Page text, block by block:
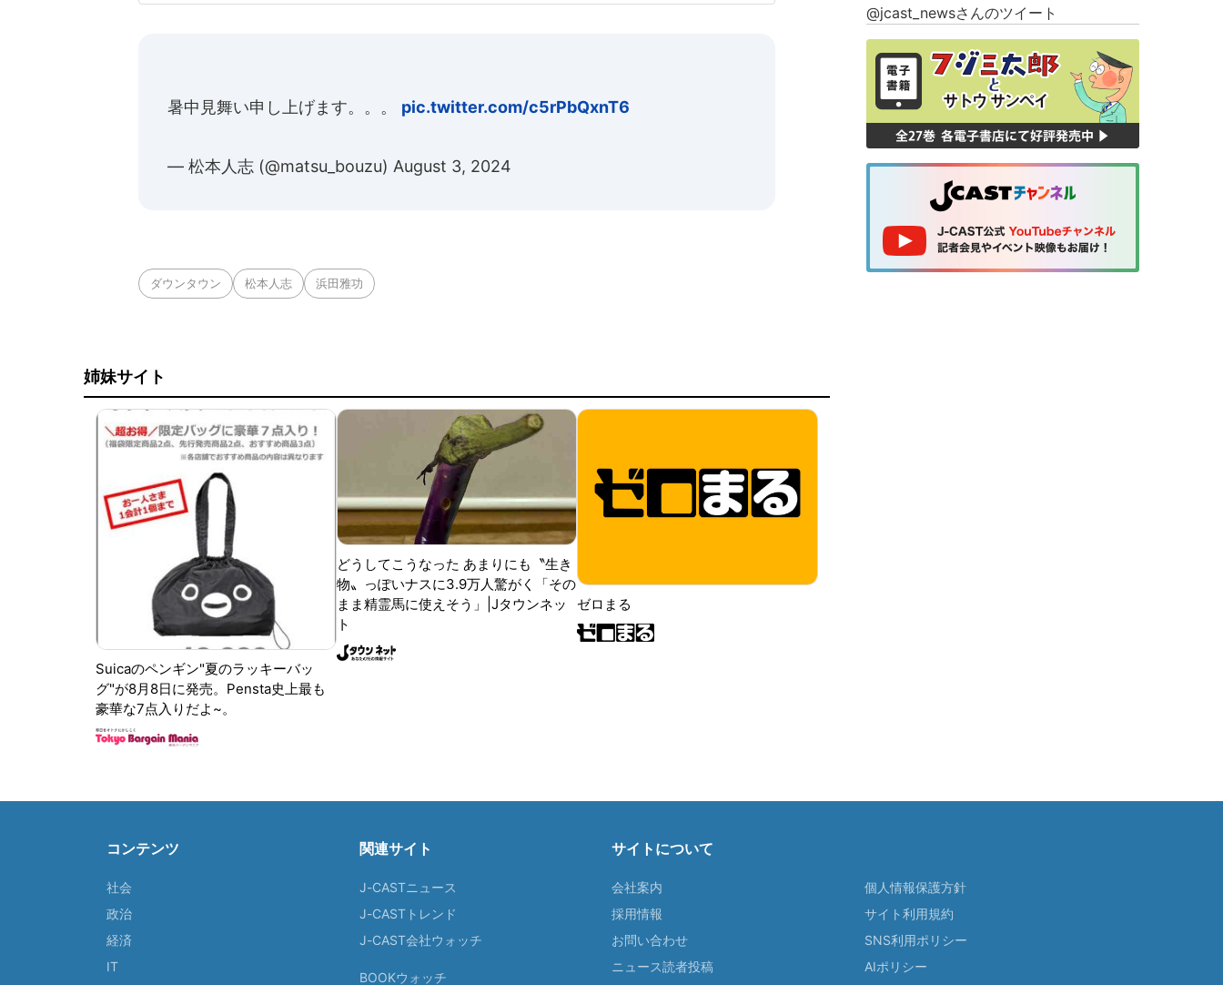
暑中見舞い申し上げます。。。 pic.twitter.com/c5rPbQxnT6
— 松本人志 (@matsu_bouzu) August 3, 2024
ダウンタウン 松本人志 浜田雅功
姉妹サイト
Suicaのペンギン"夏のラッキーバッ
グ"が8月8日に発売。Pensta史上最も
豪華な7点入りだよ~。
どうしてこうなった あまりにも〝生き
物〟っぽいナスに3.9万人驚がく「その
まま精霊馬に使えそう」|Jタウンネッ
ト
ゼロまる
@jcast_newsさんのツイート
コンテンツ
社会
政治
経済
IT
関連サイト
J-CASTニュース
J-CASTトレンド
J-CAST会社ウォッチ
BOOKウォッチ
サイトについて
会社案内
採用情報
お問い合わせ
ニュース読者投稿
個人情報保護方針
サイト利用規約
SNS利用ポリシー
AIポリシー